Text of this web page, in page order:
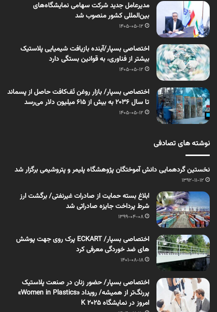
مدیرعامل جدید شرکت سهامی نمایشگاه‌های
بین‌المللی کشور منصوب شد
1405-05-12
اختصاصی بسپار/آینده بازیافت شیمیایی پلاستیک
بیشتر از فناوری، به قوانین بستگی دارد
1405-05-12
اختصاصی بسپار/ بازار روغن تَف‌کافت حاصل از پسماند
تا سال ۲۰۳۶ به بیش از ۶۱۵ میلیون دلار می‌رسد
1405-05-12
نوشته های تصادفی
نخستین گردهمایی دانش آموختگان پژوهشگاه پلیمر و پتروشیمی برگزار شد
1392-11-12
ابلاغ بسته حمایت از صادرات غیرنفتی/ برگشت ارز
شرط پرداخت جایزه صادراتی شد
1399-04-08
اختصاصی بسپار/ ECKART پرک روی جهت پوشش
های ضد خوردگی معرفی کرد
1401-08-18
اختصاصی بسپار/ حضور زنان در صنعت پلاستیک
پررنگ‌تر از همیشه/ رویداد «Women in Plastics»
امروز در نمایشگاه K 2025